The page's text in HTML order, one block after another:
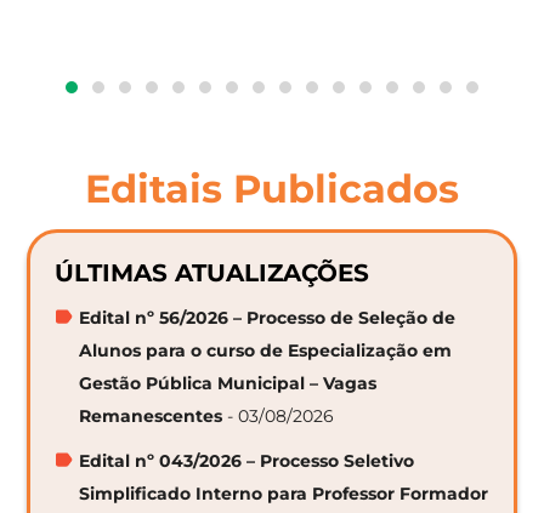
Editais Publicados
ÚLTIMAS ATUALIZAÇÕES
Edital nº 56/2026 – Processo de Seleção de
Alunos para o curso de Especialização em
Gestão Pública Municipal – Vagas
Remanescentes - 03/08/2026
Edital nº 043/2026 – Processo Seletivo
Simplificado Interno para Professor Formador